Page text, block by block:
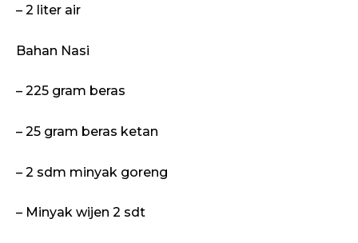
– 2 liter air
Bahan Nasi
– 225 gram beras
– 25 gram beras ketan
– 2 sdm minyak goreng
– Minyak wijen 2 sdt